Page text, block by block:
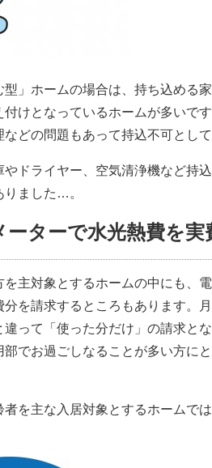
型」ホームの場合は、持ち込める
付けとなっているホームが多いで
どの問題もあって持込不可とし
やドライヤー、空気清浄機など持
りました…。
ーターで水光熱費を
主対象とするホームの中にも、
を請求するところもあります。
違って
「使った分だけ」の請求と
部でお過ごしなることが多い方に
者を主な入居対象とするホームで